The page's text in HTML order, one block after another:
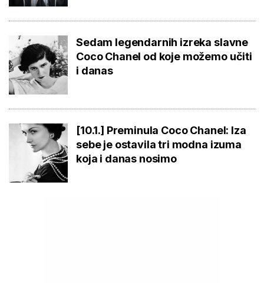
Sedam legendarnih izreka slavne
Coco Chanel od koje možemo učiti
i danas
[10.1.] Preminula Coco Chanel: Iza
sebe je ostavila tri modna izuma
koja i danas nosimo